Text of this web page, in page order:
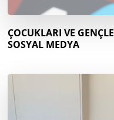
ÇOCUKLARI VE
SOSYAL MEDYA